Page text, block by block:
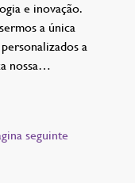
e inovação.
a única
a
nossa…
seguinte